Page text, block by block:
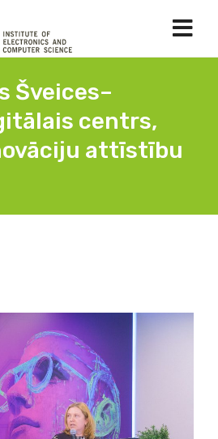
Šveices–
centrs,
attīstību